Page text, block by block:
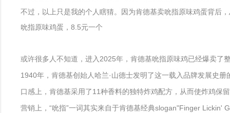
不过，以上只是我的个人瞎猜。因为肯德基卖吮指原味鸡蛋背后
吮指原味鸡蛋，8.5元一个
或许很多人不知道，进入2025年，肯德基吮指原味鸡已经爆卖了
1940年，肯德基创始人‌哈兰·山德士发明了这一载入品牌发展史
口感上，肯德基采用了11种香料的独特炸鸡配方，从而使炸鸡保
营销上，“吮指”一词其实来自于肯德基经典slogan"Finger Lickin'